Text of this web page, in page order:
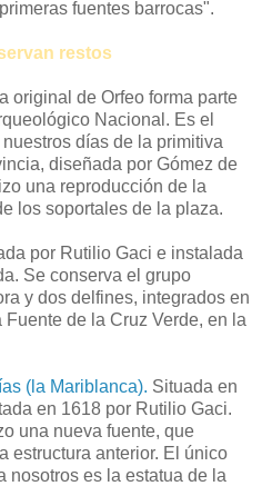
fuentes barrocas".
restos
original de Orfeo forma parte
Nacional. Es el
días de la primitiva
diseñada por Gómez de
una reproducción de la
los soportales de la plaza.
por Rutilio Gaci e instalada
Se conserva el grupo
y dos delfines, integrados en
de la Cruz Verde, en la
(la Mariblanca). Situada en
en 1618 por Rutilio Gaci.
una nueva fuente, que
estructura anterior. El único
nosotros es la estatua de la